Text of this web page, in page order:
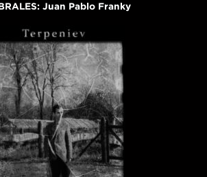
Juan Pablo Franky